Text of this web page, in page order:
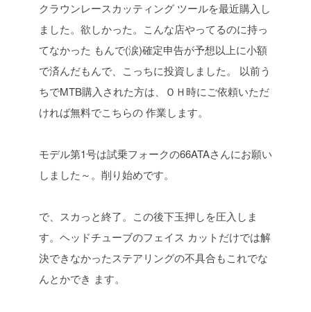
クラウンレースカッティング ツールを最近購入し
ました。欲しかった。こんな店やってるのに持っ
てなかった もんで(涙)確定申告が予想以上に小額
で済んだもんで、こっちに投資しました。
以前う
ちでMTB購入された方は、ＯＨ時にご依頼いただ
ければ無料でこちらの作業します。
モデル第1号は試乗フォークの66ATAさんにお願い
しました～。削り始めです。
で、スカっと終了。この後下玉押しを圧入しま
す。ヘッドチューブのフェイス カットだけでは解
決できなかったステアリングの不具合もこれでな
んとかでき ます。